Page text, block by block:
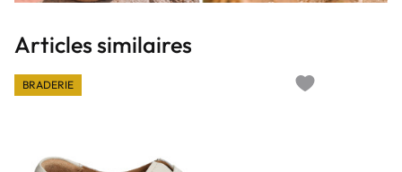
Articles similaires
BRADERIE